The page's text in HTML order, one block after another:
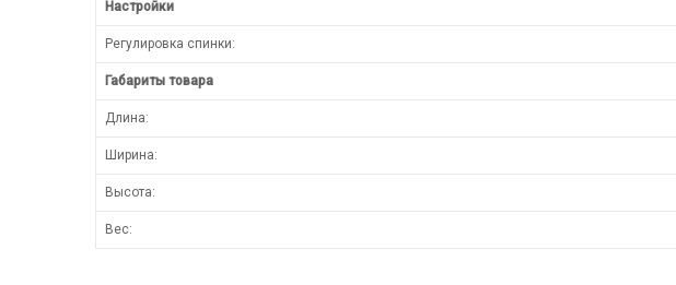
Настройки
Регулировка спинки:
Габариты товара
Длина:
Ширина:
Высота:
Вес: